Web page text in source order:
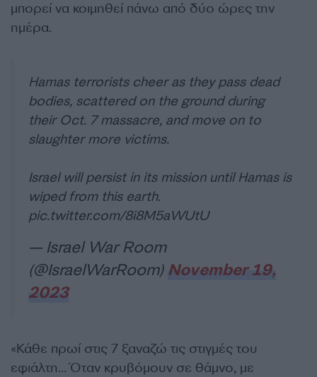
μπορεί να κοιμηθεί πάνω από δύο ώρες την
ημέρα.
Hamas terrorists cheer as they pass dead
bodies, scattered on the ground during
their Oct. 7 massacre, and move on to
slaughter more victims.
Israel will persist in its mission until Hamas is
wiped from this earth.
pic.twitter.com/8i8M5aWUtU
— Israel War Room
(@IsraelWarRoom) November 19,
2023
«Κάθε πρωί στις 7 ξαναζώ τις στιγμές του
εφιάλτη… Όταν κρυβόμουν σε θάμνο, με